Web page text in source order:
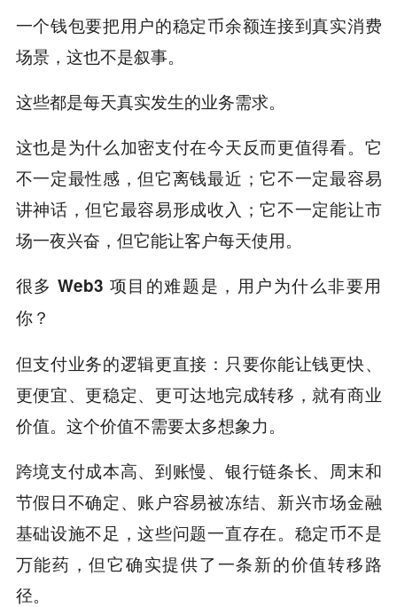
一个钱包要把用户的稳定币余额连接到真实消费
场景，这也不是叙事。
这些都是每天真实发生的业务需求。
这也是为什么加密支付在今天反而更值得看。它
不一定最性感，但它离钱最近；它不一定最容易
讲神话，但它最容易形成收入；它不一定能让市
场一夜兴奋，但它能让客户每天使用。
很多 Web3 项目的难题是，用户为什么非要用
你？
但支付业务的逻辑更直接：只要你能让钱更快、
更便宜、更稳定、更可达地完成转移，就有商业
价值。这个价值不需要太多想象力。
跨境支付成本高、到账慢、银行链条长、周末和
节假日不确定、账户容易被冻结、新兴市场金融
基础设施不足，这些问题一直存在。稳定币不是
万能药，但它确实提供了一条新的价值转移路
径。